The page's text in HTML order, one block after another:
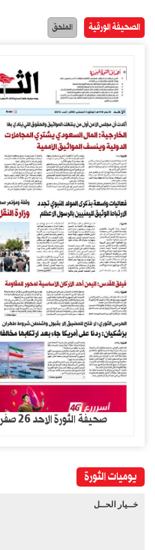
الصحيفة الورقية الملحق
صحيفة الثورة الاحد 26 صفر 1448- 9 اغسطس 2026
يوميات الثورة
خــيار الحــل